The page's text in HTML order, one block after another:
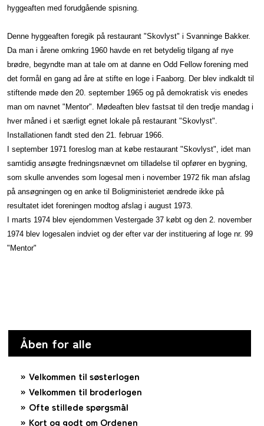
hyggeaften med forudgående spisning.
Denne hyggeaften foregik på restaurant "Skovlyst" i Svanninge Bakker.
Da man i årene omkring 1960 havde en ret betydelig tilgang af nye
brødre, begyndte man at tale om at danne en Odd Fellow forening med
det formål en gang ad åre at stifte en loge i Faaborg. Der blev indkaldt til
stiftende møde den 20. september 1965 og på demokratisk vis enedes
man om navnet "Mentor". Mødeaften blev fastsat til den tredje mandag i
hver måned i et særligt egnet lokale på restaurant "Skovlyst".
Installationen fandt sted den 21. februar 1966.
I september 1971 foreslog man at købe restaurant "Skovlyst", idet man
samtidig ansøgte fredningsnævnet om tilladelse til opfører en bygning,
som skulle anvendes som logesal men i november 1972 fik man afslag
på ansøgningen og en anke til Boligministeriet ændrede ikke på
resultatet idet foreningen modtog afslag i august 1973.
I marts 1974 blev ejendommen Vestergade 37 købt og den 2. november
1974 blev logesalen indviet og der efter var der instituering af loge nr. 99
"Mentor"
Åben for alle
Velkommen til søsterlogen
Velkommen til broderlogen
Ofte stillede spørgsmål
Kort og godt om Ordenen